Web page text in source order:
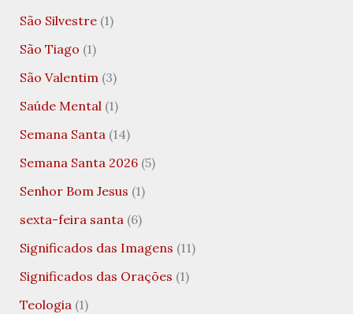
São Silvestre(1)
São Tiago (1)
São Valentim(3)
Saúde Mental(1)
Semana Santa(14)
Semana Santa 2026(5)
Senhor Bom Jesus (1)
sexta-feira santa(6)
Significados das Imagens (11)
Significados das Orações (1)
Teologia(1)